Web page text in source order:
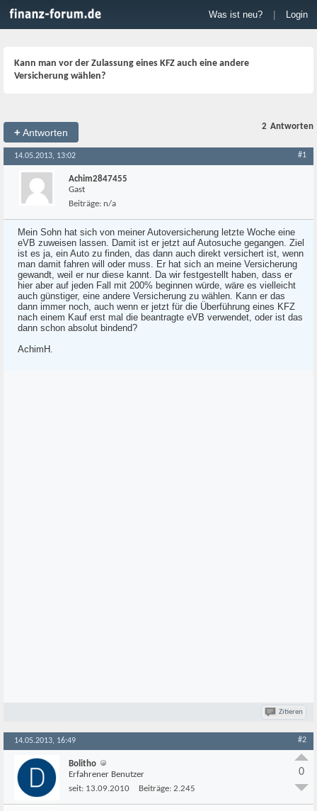
Was ist neu? Login
Kann man vor der Zulassung eines KFZ auch eine andere
Versicherung wählen?
+Antworten
2 Antworten
14.05.2013, 13:02 #1
Achim2847455
Gast
Beiträge: n/a
Mein Sohn hat sich von meiner Autoversicherung letzte Woche eine
eVB zuweisen lassen. Damit ist er jetzt auf Autosuche gegangen. Ziel
ist es ja, ein Auto zu finden, das dann auch direkt versichert ist, wenn
man damit fahren will oder muss. Er hat sich an meine Versicherung
gewandt, weil er nur diese kannt. Da wir festgestellt haben, dass er
hier aber auf jeden Fall mit 200% beginnen würde, wäre es vielleicht
auch günstiger, eine andere Versicherung zu wählen. Kann er das
dann immer noch, auch wenn er jetzt für die Überführung eines KFZ
nach einem Kauf erst mal die beantragte eVB verwendet, oder ist das
dann schon absolut bindend?
AchimH.
Zitieren
14.05.2013, 16:49 #2
Bolitho
Erfahrener Benutzer
seit: 13.09.2010 Beiträge: 2.245
0